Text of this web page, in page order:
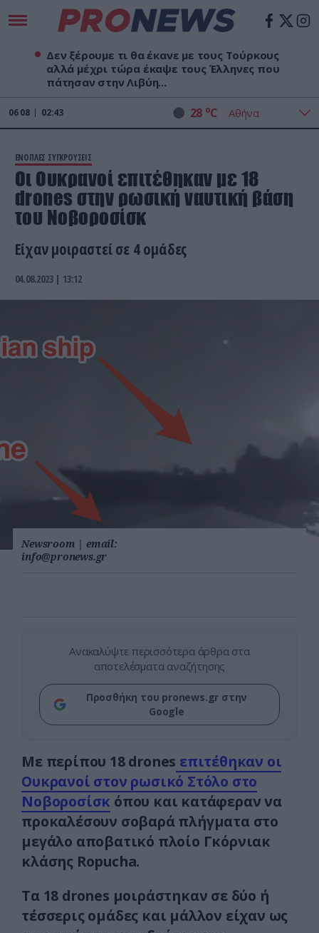
Δεν ξέρουμε τι θα έκανε με τους Τούρκους
αλλά μέχρι τώρα έκαψε τους Έλληνες που
πάτησαν στην Λιβύη...
06 08 02:43 28 oC
ΕΝΟΠΛΕΣ ΣΥΓΚΡΟΥΣΕΙΣ
Οι Ουκρανοί επιτέθηκαν με 18
drones στην ρωσική ναυτική βάση
του Νοβοροσίσκ
Είχαν μοιραστεί σε 4 ομάδες
04.08.2023 | 13:12
Newsroom | email:
info@pronews.gr
Ανακαλύψτε περισσότερα άρθρα στα
αποτελέσματα αναζήτησης
Προσθήκη του pronews.gr στην
Google
Με περίπου 18 drones επιτέθηκαν οι
Ουκρανοί στον ρωσικό Στόλο στο
Νοβοροσίσκ όπου και κατάφεραν να
προκαλέσουν σοβαρά πλήγματα στο
μεγάλο αποβατικό πλοίο Γκόρνιακ
κλάσης Ropucha.
Τα 18 drones μοιράστηκαν σε δύο ή
τέσσερις ομάδες και μάλλον είχαν ως